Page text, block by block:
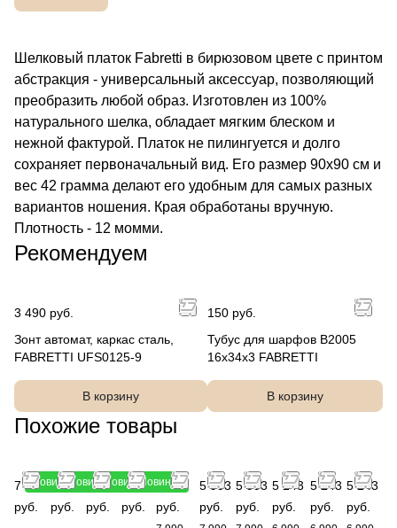
Шелковый платок Fabretti в бирюзовом цвете с принтом
абстракция - универсальный аксессуар, позволяющий
преобразить любой образ. Изготовлен из 100%
натурального шелка, обладает мягким блеском и
нежной фактурой. Платок не пилингуется и долго
сохраняет первоначальный вид. Его размер 90х90 см и
вес 42 грамма делают его удобным для самых разных
вариантов ношения. Края обработаны вручную.
Плотность - 12 момми.
Рекомендуем
3 490 руб.
Зонт автомат, каркас сталь,
FABRETTI UFS0125-9
В корзину
150 руб.
Тубус для шарфов B2005
16x34x3 FABRETTI
В корзину
Похожие товары
Новинка
7 990
руб.
Новинка
7 990
руб.
Новинка
7 990
руб.
Новинка
7 990
руб.
5 993
руб.
5 993
руб.
5 993
руб.
5 243
руб.
5 243
руб.
5 243
руб.